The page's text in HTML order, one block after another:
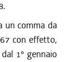
un comma da
con effetto,
1° gennaio